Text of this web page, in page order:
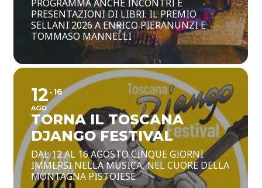
PROGRAMMA ANCHE INCONTRI E
PRESENTAZIONI DI LIBRI. IL PREMIO
SELLANI 2026 A ENRICO PIERANUNZI E
TOMMASO MANNELLI
12
AGO
16
TORNA IL TOSCANA
DJANGO FESTIVAL
DAL 12 AL 16 AGOSTO CINQUE GIORNI
IMMERSI NELLA MUSICA, NEL CUORE DELLA
MONTAGNA PISTOIESE